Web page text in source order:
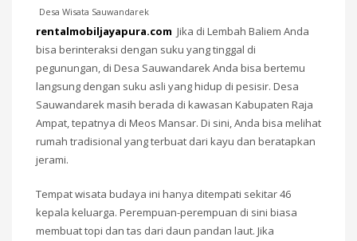
Desa Wisata Sauwandarek
rentalmobiljayapura.com Jika di Lembah Baliem Anda
bisa berinteraksi dengan suku yang tinggal di
pegunungan, di Desa Sauwandarek Anda bisa bertemu
langsung dengan suku asli yang hidup di pesisir. Desa
Sauwandarek masih berada di kawasan Kabupaten Raja
Ampat, tepatnya di Meos Mansar. Di sini, Anda bisa melihat
rumah tradisional yang terbuat dari kayu dan beratapkan
jerami.
Tempat wisata budaya ini hanya ditempati sekitar 46
kepala keluarga. Perempuan-perempuan di sini biasa
membuat topi dan tas dari daun pandan laut. Jika